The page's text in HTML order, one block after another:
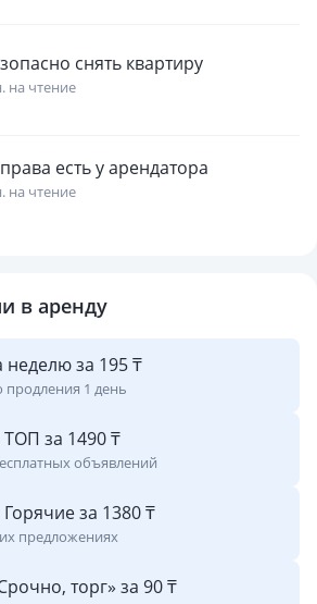
снять квартиру
на чтение
есть у арендатора
на чтение
в аренду
неделю за 195 ₸
продления 1 день
за 1490 ₸
объявлений
за 1380 ₸
предложениях
торг» за 90 ₸